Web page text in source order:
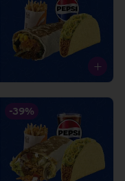
-39%